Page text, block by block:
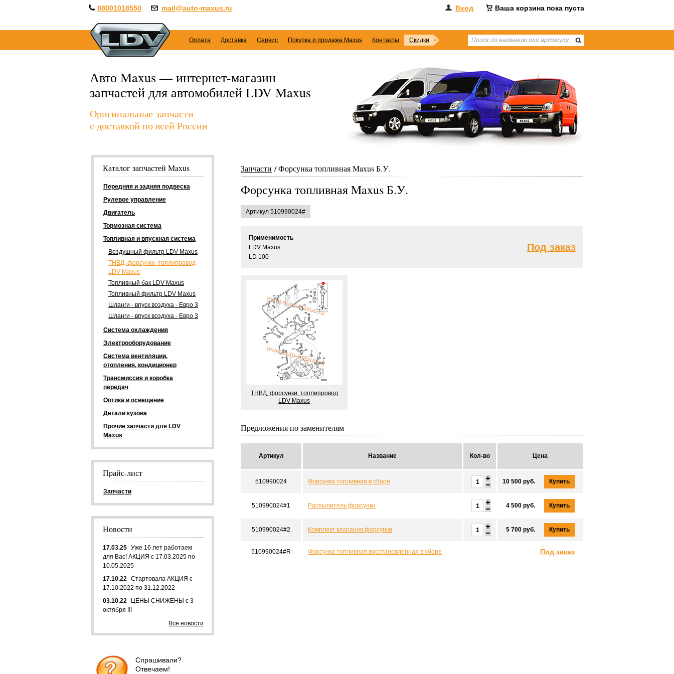
88001018550 mail@auto-maxus.ru Вход Ваша корзина пока пуста
Оплата Доставка Сервис Покупка и продажа Maxus Контакты Скидки
Авто Maxus — интернет-магазин
запчастей для автомобилей LDV Maxus
Оригинальные запчасти
с доставкой по всей России
Запчасти Форсунка топливная Maxus Б.У.
Форсунка топливная Maxus Б.У.
Артикул 510990024#
Применимость
LDV Maxus
LD 100
Под заказ
ТНВД, форсунки, топлипровод
LDV Maxus
Предложения по заменителям
Артикул Название Кол-во Цена
510990024 Форсунка топливная в сборе 10 500 руб. Купить
510990024#1 Распылитель форсунки 4 500 руб. Купить
510990024#2 Комплект клапанов форсунки 5 700 руб. Купить
510990024#R Форсунка топливная восстановленная в сборе Под заказ
Каталог запчастей Maxus
Передняя и задняя подвеска
Рулевое управление
Двигатель
Тормозная система
Топливная и впускная система
Воздушный фильтр LDV Maxus
ТНВД, форсунки, топлипровод
LDV Maxus
Топливный бак LDV Maxus
Топливный фильтр LDV Maxus
Шланги - впуск воздуха - Евро 3
Шланги - впуск воздуха - Евро 3
Система охлаждения
Электрооборудование
Система вентиляции,
отопления, кондиционер
Трансмиссия и коробка
передач
Оптика и освещение
Детали кузова
Прочие запчасти для LDV
Maxus
Прайс-лист
Запчасти
Новости
17.03.25 Уже 16 лет работаем
для Вас! АКЦИЯ с 17.03.2025 по
10.05.2025
17.10.22 Стартовала АКЦИЯ с
17.10.2022 по 31.12.2022
03.10.22
ЦЕНЫ СНИЖЕНЫ с 3
октября !!!
Все новости
Спрашивали?
Отвечаем!